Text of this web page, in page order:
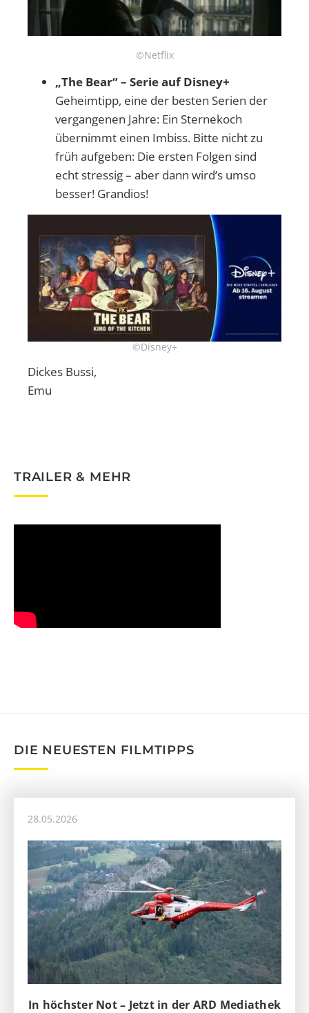
©Netflix
„The Bear“ – Serie auf Disney+
Geheimtipp, eine der besten Serien der
vergangenen Jahre: Ein Sternekoch
übernimmt einen Imbiss. Bitte nicht zu
früh aufgeben: Die ersten Folgen sind
echt stressig – aber dann wird’s umso
besser! Grandios!
©Disney+
Dickes Bussi,
Emu
TRAILER & MEHR
DIE NEUESTEN FILMTIPPS
28.05.2026
In höchster Not – Jetzt in der ARD Mediathek